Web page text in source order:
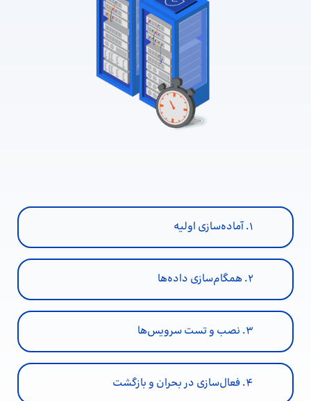
۱. آماده‌سازی اولیه
۲. همگام‌سازی داده‌ها
۳. نصب و تست سرویس‌ها
۴. فعال‌سازی در بحران و بازگشت